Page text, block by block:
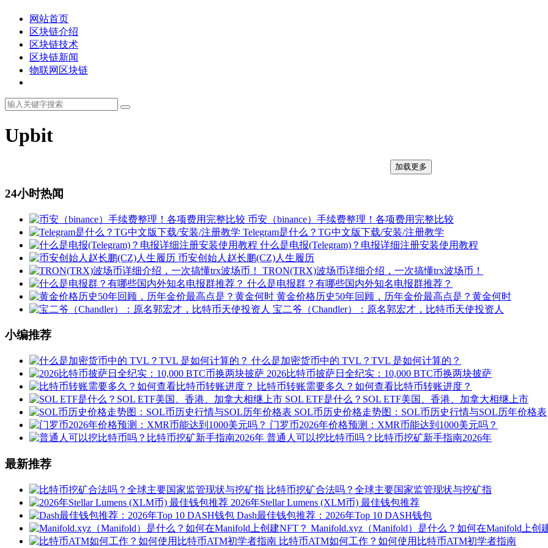
网站首页
区块链介绍
区块链技术
区块链新闻
物联网区块链
Upbit
加载更多
24小时热闻
币安（binance）手续费整理！各项费用完整比较
Telegram是什么？TG中文版下载/安装/注册教学
什么是电报(Telegram)？电报详细注册安装使用教程
币安创始人赵长鹏(CZ)人生履历
TRON(TRX)波场币详细介绍，一次搞懂trx波场币！
什么是电报群？有哪些国内外知名电报群推荐？
黄金价格历史50年回顾，历年金价最高点是？黄金何时
宝二爷（Chandler）：原名郭宏才，比特币天使投资人
小编推荐
什么是加密货币中的 TVL？TVL 是如何计算的？
2026比特币披萨日全纪实：10,000 BTC币换两块披萨
比特币转账需要多久？如何查看比特币转账进度？
SOL ETF是什么？SOL ETF美国、香港、加拿大相继上市
SOL币历史价格走势图：SOL币历史行情与SOL历年价格表
门罗币2026年价格预测：XMR币能达到1000美元吗？
普通人可以挖比特币吗？比特币挖矿新手指南2026年
最新推荐
比特币挖矿合法吗？全球主要国家监管现状与挖矿指
2026年Stellar Lumens (XLM币) 最佳钱包推荐
Dash最佳钱包推荐：2026年Top 10 DASH钱包
Manifold.xyz（Manifold）是什么？如何在Manifold上创
比特币ATM如何工作？如何使用比特币ATM初学者指南